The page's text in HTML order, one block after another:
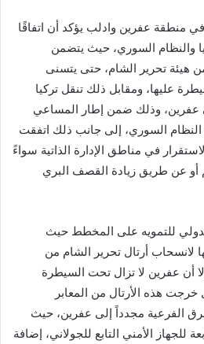
منطقة عفرين وادلب يؤكد أن اتفاقًا
والنظام السوري، حيث يتضمن
هيئة تحرير الشام، حتى يتسنى
عليها، ومقابل ذلك تنقل تركيا
عفرين، وذلك ضمن إطار المساعي
النظام السوري، إلى جانب ذلك اتفقت
في مناطق الإدارة الذاتية سواءً
أو عن طريق زيادة القصف البري
للتمويه على المخطط حيث
لانسحاب أرتال تحرير الشام من
أن عفرين لا تزال تحت السيطرة
خرجت هذه الأرتال من المعابر
الفرعية مجدداً إلى عفرين، حيث
للجهاز الأمني التابع للجولاني، إضافة